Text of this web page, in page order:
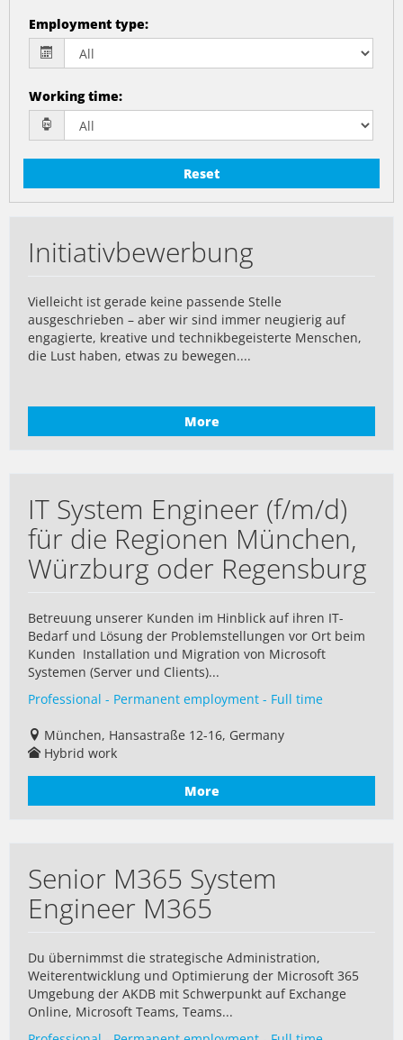
Employment type:
Working time:
Reset
Initiativbewerbung
Vielleicht ist gerade keine passende Stelle
ausgeschrieben – aber wir sind immer neugierig auf
engagierte, kreative und technikbegeisterte Menschen,
die Lust haben, etwas zu bewegen....
More
IT System Engineer (f/m/d)
für die Regionen München,
Würzburg oder Regensburg
Betreuung unserer Kunden im Hinblick auf ihren IT-
Bedarf und Lösung der Problemstellungen vor Ort beim
Kunden Installation und Migration von Microsoft
Systemen (Server und Clients)...
Professional - Permanent employment - Full time
München, Hansastraße 12-16, Germany
Hybrid work
More
Senior M365 System
Engineer M365
Du übernimmst die strategische Administration,
Weiterentwicklung und Optimierung der Microsoft 365
Umgebung der AKDB mit Schwerpunkt auf Exchange
Online, Microsoft Teams, Teams...